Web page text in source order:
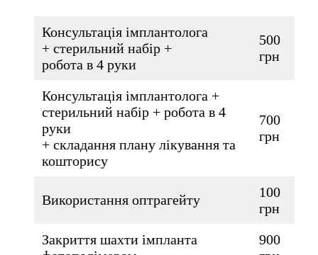
Консультація імплантолога
+ стерильний набір +
робота в 4 руки
500
грн
Консультація імплантолога +
стерильний набір + робота в 4
руки
+ складання плану лікування та
кошторису
700
грн
Використання оптрагейту
100
грн
Закриття шахти імпланта
900